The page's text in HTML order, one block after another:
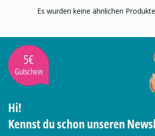
Es wurden keine ähnlichen
5€
Gutschein
Hi!
Kennst du schon unseren